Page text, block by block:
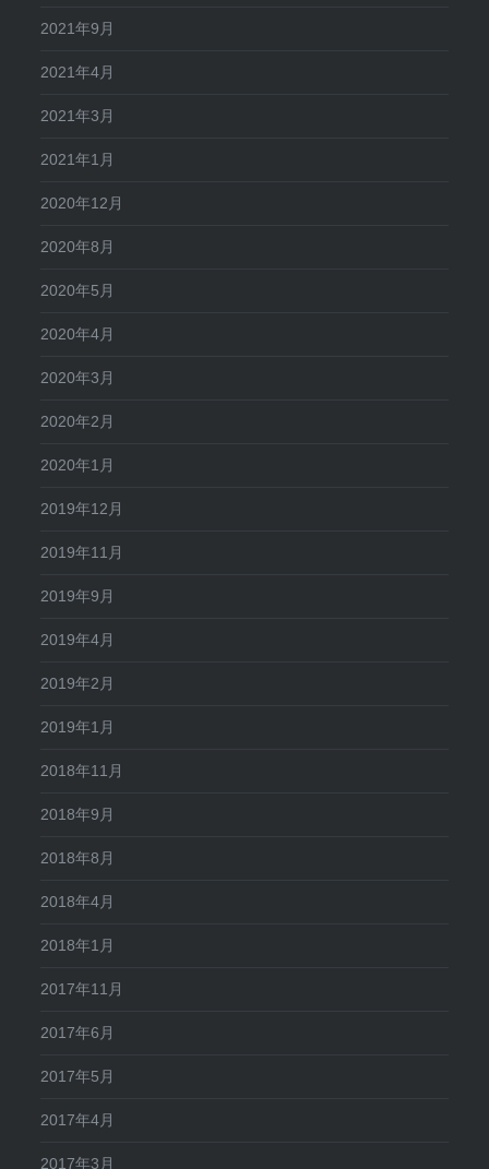
2021年9月
2021年4月
2021年3月
2021年1月
2020年12月
2020年8月
2020年5月
2020年4月
2020年3月
2020年2月
2020年1月
2019年12月
2019年11月
2019年9月
2019年4月
2019年2月
2019年1月
2018年11月
2018年9月
2018年8月
2018年4月
2018年1月
2017年11月
2017年6月
2017年5月
2017年4月
2017年3月